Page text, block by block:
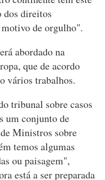
dos direitos
de orgulho".
abordado na
que de acordo
vários trabalhos.
tribunal sobre casos
um conjunto de
Ministros sobre
temos algumas
ou paisagem",
está a ser preparada